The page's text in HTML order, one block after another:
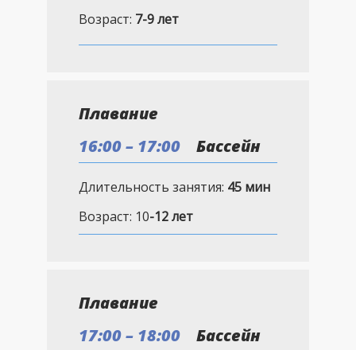
Возраст: 7-9 лет
Плавание
16:00 – 17:00 Бассейн
Длительность занятия: 45 мин
Возраст: 10-12 лет
Плавание
17:00 – 18:00 Бассейн